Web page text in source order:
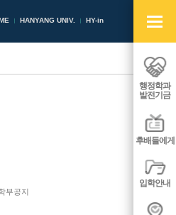
HANYANG UNIV. HY-in
부공지
기/
닫
행정학과
발전기금
후배들에게
입학안내